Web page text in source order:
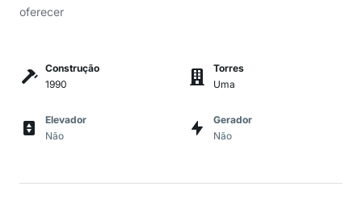
oferecer
Construção
1990
Torres
Uma
Elevador
Não
Gerador
Não